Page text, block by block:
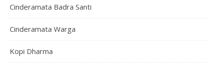
Cinderamata Badra Santi
Cinderamata Warga
Kopi Dharma